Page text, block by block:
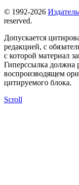
© 1992-2026
reserved.
Допускается
редакцией, с
с которой материал
Гиперссылка должна
воспроизводящем
цитируемого блока.
Scroll